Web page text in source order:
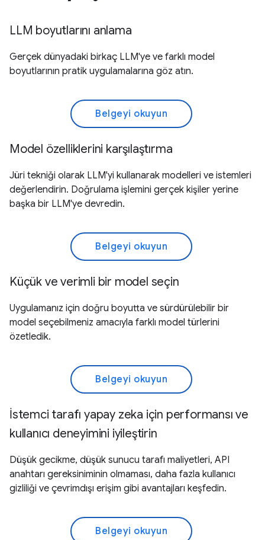
LLM boyutlarını anlama
Gerçek dünyadaki birkaç LLM'ye ve farklı model
boyutlarının pratik uygulamalarına göz atın.
Belgeyi okuyun
Model özelliklerini karşılaştırma
Jüri tekniği olarak LLM'yi kullanarak modelleri ve istemleri
değerlendirin. Doğrulama işlemini gerçek kişiler yerine
başka bir LLM'ye devredin.
Belgeyi okuyun
Küçük ve verimli bir model seçin
Uygulamanız için doğru boyutta ve sürdürülebilir bir
model seçebilmeniz amacıyla farklı model türlerini
özetledik.
Belgeyi okuyun
İstemci tarafı yapay zeka için performansı ve
kullanıcı deneyimini iyileştirin
Düşük gecikme, düşük sunucu tarafı maliyetleri, API
anahtarı gereksiniminin olmaması, daha fazla kullanıcı
gizliliği ve çevrimdışı erişim gibi avantajları keşfedin.
Belgeyi okuyun